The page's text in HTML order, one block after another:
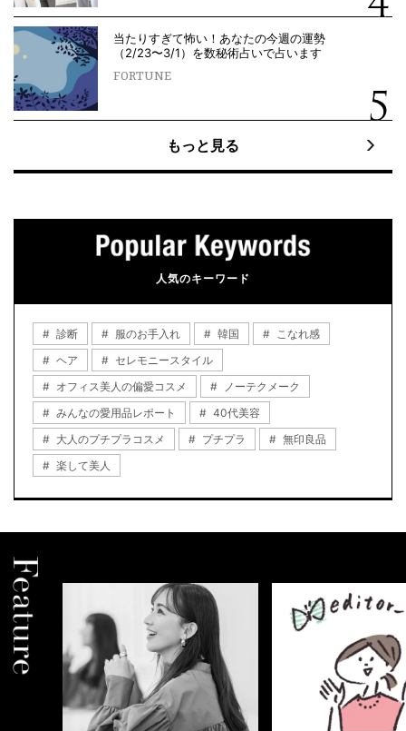
当たりすぎて怖い！あなたの今週の運勢
（2/23〜3/1）を数秘術占いで占います
FORTUNE
もっと見る
人気のキーワード
診断 服のお手入れ 韓国
こなれ感
ヘア
セレモニースタイル
オフィス美人の偏愛コスメ
ノーテクメーク
みんなの愛用品レポート
40代美容
大人のプチプラコスメ
プチプラ
無印良品
楽して美人